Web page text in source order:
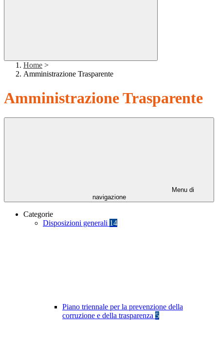
Home >
Amministrazione Trasparente
Amministrazione Trasparente
Menu di
navigazione
Categorie
Disposizioni generali 14
Piano triennale per la prevenzione della
corruzione e della trasparenza 5